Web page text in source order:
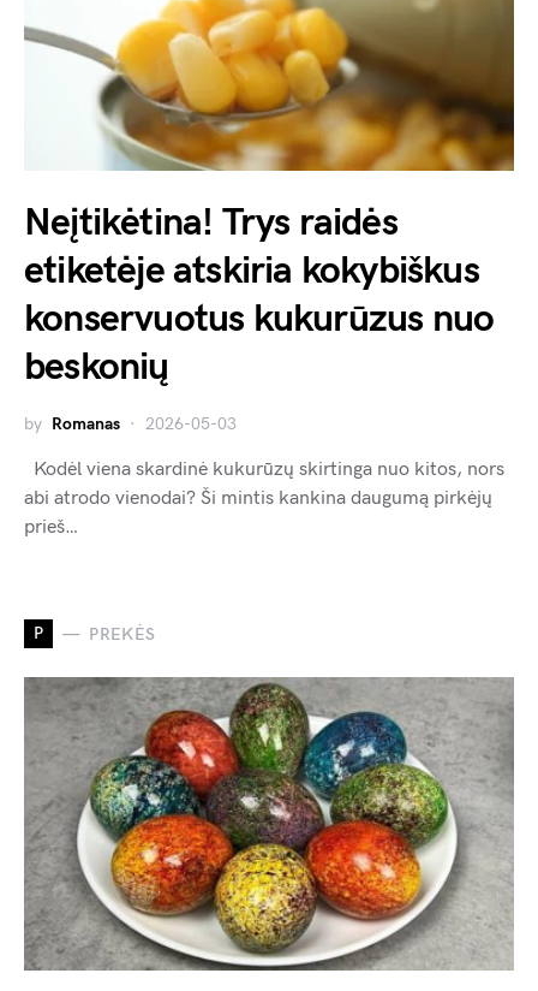
Neįtikėtina! Trys raidės
etiketėje atskiria kokybiškus
konservuotus kukurūzus nuo
beskonių
by Romanas 2026-05-03
Kodėl viena skardinė kukurūzų skirtinga nuo kitos, nors
abi atrodo vienodai? Ši mintis kankina daugumą pirkėjų
prieš…
P PREKĖS